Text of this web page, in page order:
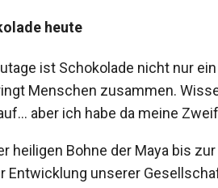
heute
ist Schokolade nicht nur
Menschen zusammen.
aber ich habe da meine
heiligen Bohne der Maya bis
Entwicklung unserer